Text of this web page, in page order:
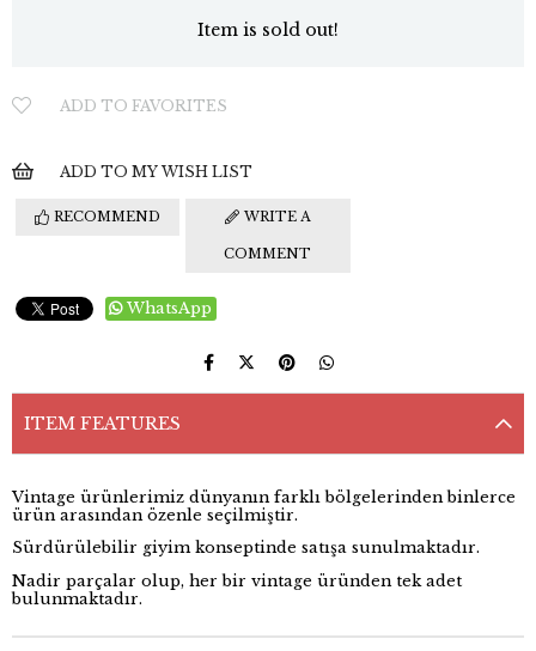
Item is sold out!
ADD TO FAVORITES
ADD TO MY WISH LIST
RECOMMEND WRITE A
COMMENT
WhatsApp
ITEM FEATURES
Vintage ürünlerimiz dünyanın farklı bölgelerinden binlerce
ürün arasından özenle seçilmiştir.
Sürdürülebilir giyim konseptinde satışa sunulmaktadır.
Nadir parçalar olup, her bir vintage üründen tek adet
bulunmaktadır.